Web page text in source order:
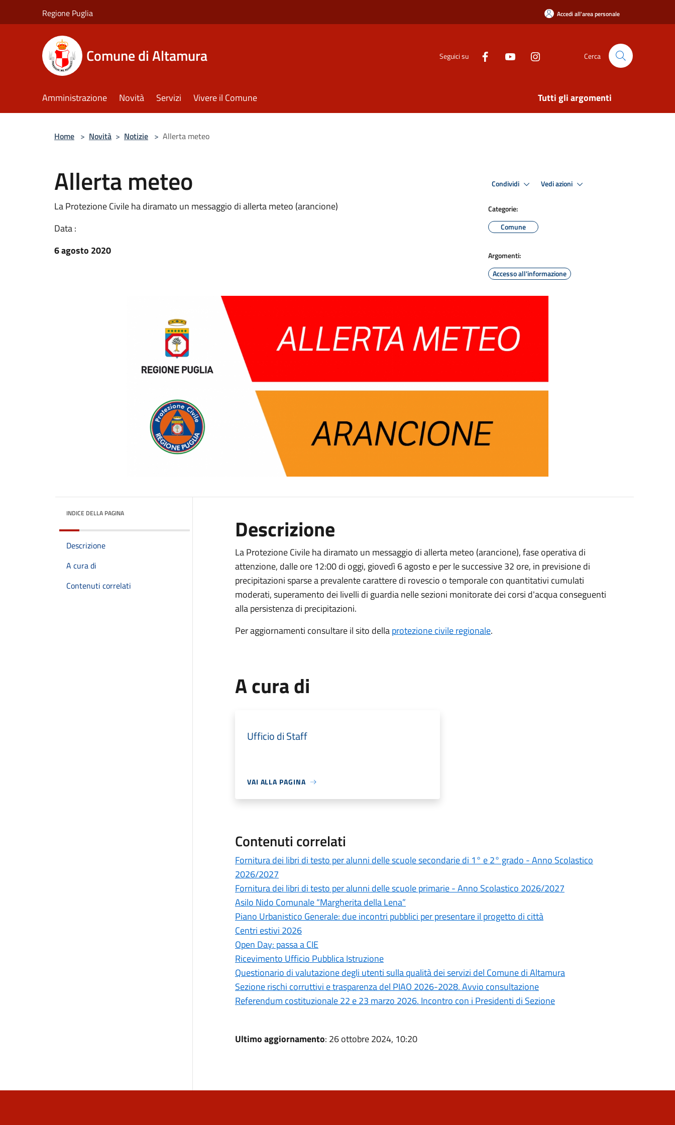
Regione Puglia Accedi all'area personale
Comune di Altamura Seguici su Cerca
Amministrazione Novità Servizi Vivere il Comune Tutti gli argomenti
Home > Novità > Notizie > Allerta meteo
Allerta meteo
La Protezione Civile ha diramato un messaggio di allerta meteo (arancione)
Data :
6 agosto 2020
Condividi Vedi azioni
Categorie:
Comune
Argomenti:
Accesso all'informazione
INDICE DELLA PAGINA
Descrizione
A cura di
Contenuti correlati
Descrizione
La Protezione Civile ha diramato un messaggio di allerta meteo (arancione), fase operativa di
attenzione, dalle ore 12:00 di oggi, giovedì 6 agosto e per le successive 32 ore, in previsione di
precipitazioni sparse a prevalente carattere di rovescio o temporale con quantitativi cumulati
moderati, superamento dei livelli di guardia nelle sezioni monitorate dei corsi d'acqua conseguenti
alla persistenza di precipitazioni.
Per aggiornamenti consultare il sito dellaprotezione civile regionale.
A cura di
Ufficio di Staff
VAI ALLA PAGINA
Contenuti correlati
Fornitura dei libri di testo per alunni delle scuole secondarie di 1° e 2° grado - Anno Scolastico
2026/2027
Fornitura dei libri di testo per alunni delle scuole primarie - Anno Scolastico 2026/2027
Asilo Nido Comunale “Margherita della Lena”
Piano Urbanistico Generale: due incontri pubblici per presentare il progetto di città
Centri estivi 2026
Open Day: passa a CIE
Ricevimento Ufficio Pubblica Istruzione
Questionario di valutazione degli utenti sulla qualità dei servizi del Comune di Altamura
Sezione rischi corruttivi e trasparenza del PIAO 2026-2028. Avvio consultazione
Referendum costituzionale 22 e 23 marzo 2026. Incontro con i Presidenti di Sezione
Ultimo aggiornamento: 26 ottobre 2024, 10:20